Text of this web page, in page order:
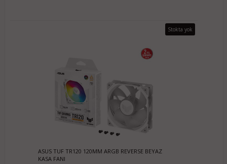
Stokta yok
ASUS TUF TR120 120MM ARGB REVERSE BEYAZ
KASA FANI